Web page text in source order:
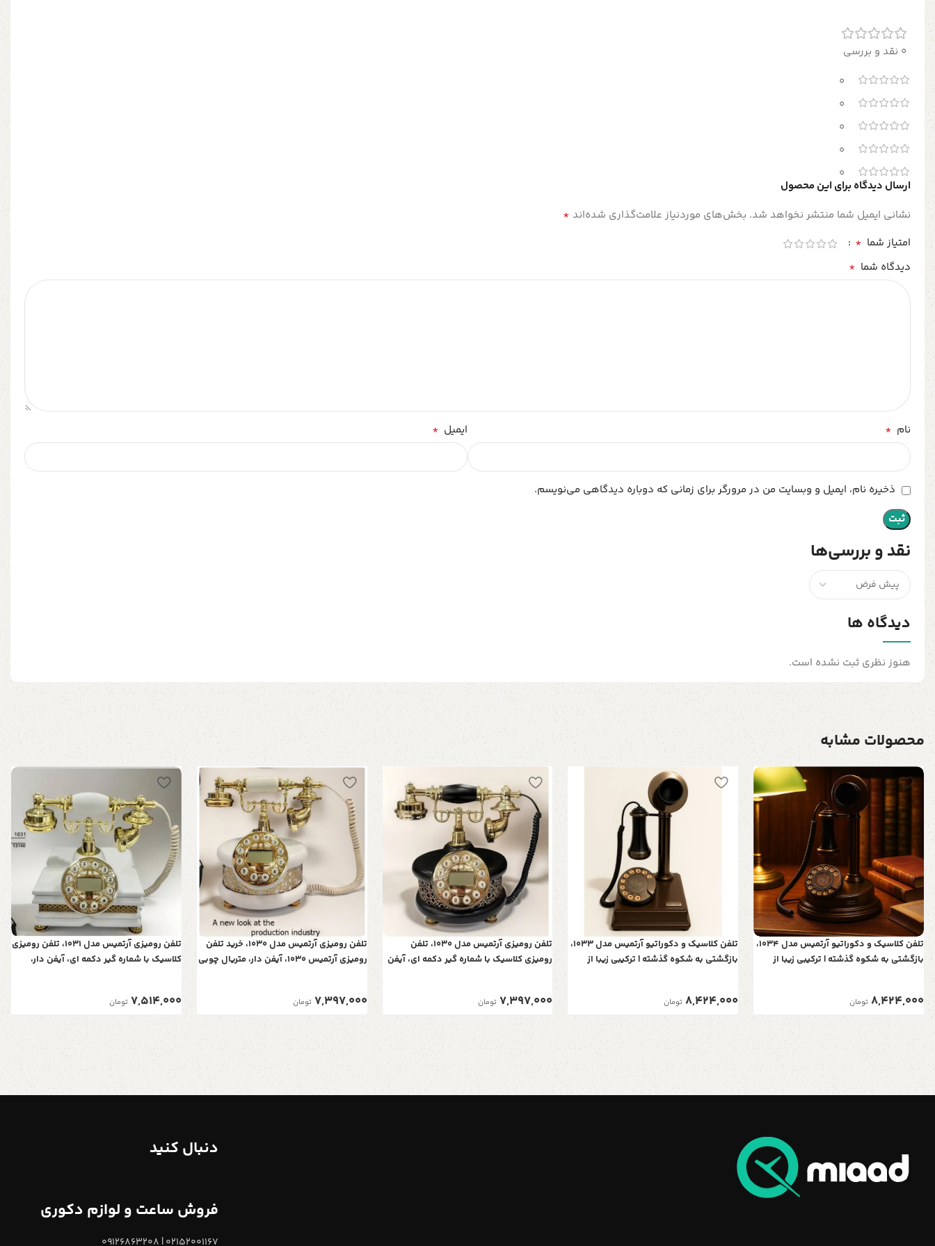
0 نقد و بررسی
0
0
0
0
0
نقد و بررسی‌ها
دیدگاه ها
هنوز نظری ثبت نشده است.
ارسال دیدگاه برای این محصول
نشانی ایمیل شما منتشر نخواهد شد. بخش‌های موردنیاز علامت‌گذاری شده‌اند *
امتیاز شما *
دیدگاه شما *
نام * ایمیل *
ذخیره نام، ایمیل و وبسایت من در مرورگر برای زمانی که دوباره دیدگاهی می‌نویسم.
محصولات مشابه
تلفن کلاسیک و دکوراتیو آرتمیس مدل 1034،
بازگشتی به شکوه گذشته | ترکیبی زیبا از
8,424,000 تومان
تلفن کلاسیک و دکوراتیو آرتمیس مدل 1033،
بازگشتی به شکوه گذشته | ترکیبی زیبا از
8,424,000 تومان
تلفن رومیزی آرتمیس مدل 1030، تلفن
رومیزی کلاسیک با شماره گیر دکمه ای، آیفن
7,397,000 تومان
تلفن رومیزی آرتمیس مدل 1030، خرید تلفن
رومیزی آرتمیس 1030، آیفن دار، متریال چوبی
7,397,000 تومان
تلفن رومیزی آرتمیس مدل 1031، تلفن رومیزی
کلاسیک با شماره گیر دکمه ای، آیفن دار،
7,514,000 تومان
دنبال کنید
فروش ساعت و لوازم دکوری
02152001167 | 09126863208